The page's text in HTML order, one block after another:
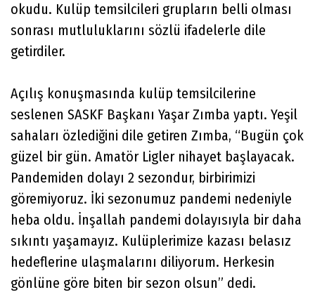
okudu. Kulüp temsilcileri grupların belli olması
sonrası mutluluklarını sözlü ifadelerle dile
getirdiler.
Açılış konuşmasında kulüp temsilcilerine
seslenen SASKF Başkanı Yaşar Zımba yaptı. Yeşil
sahaları özlediğini dile getiren Zımba, “Bugün çok
güzel bir gün. Amatör Ligler nihayet başlayacak.
Pandemiden dolayı 2 sezondur, birbirimizi
göremiyoruz. İki sezonumuz pandemi nedeniyle
heba oldu. İnşallah pandemi dolayısıyla bir daha
sıkıntı yaşamayız. Kulüplerimize kazası belasız
hedeflerine ulaşmalarını diliyorum. Herkesin
gönlüne göre biten bir sezon olsun” dedi.